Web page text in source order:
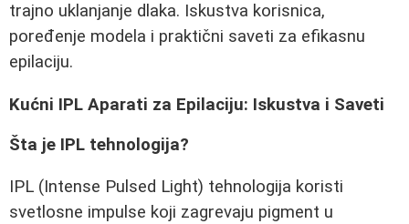
trajno uklanjanje dlaka. Iskustva korisnica,
poređenje modela i praktični saveti za efikasnu
epilaciju.
Kućni IPL Aparati za Epilaciju: Iskustva i Saveti
Šta je IPL tehnologija?
IPL (Intense Pulsed Light) tehnologija koristi
svetlosne impulse koji zagrevaju pigment u